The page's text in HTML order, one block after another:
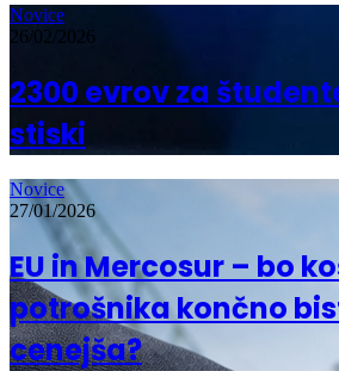
Novice
26/02/2026
2300 evrov za
stiski
Novice
27/01/2026
EU in Mercosur – bo
potrošnika končno
cenejša?